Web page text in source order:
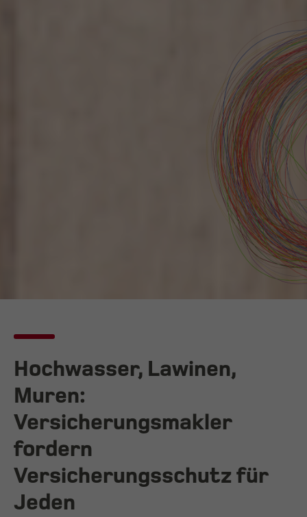
Hochwasser, Lawinen,
Muren:
Versicherungsmakler
fordern
Versicherungsschutz für
Jeden